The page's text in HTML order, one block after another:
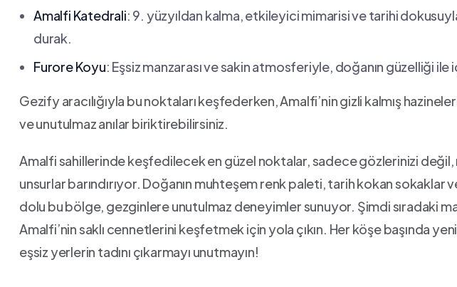
Amalfi Katedrali: 9.​ yüzyıldan kalma, etkileyici mimarisi⁣ ve tarihi
durak.
Furore ​Koyu: Eşsiz ‍manzarası ve sakin atmosferiyle, doğanın ⁣güzelliği ile
Gezify aracılığıyla bu noktaları ⁣keşfederken, ⁣Amalfi’nin ​gizli kalmış
ve unutulmaz anılar ​biriktirebilirsiniz.
Amalfi sahillerinde keşfedilecek‍ en güzel noktalar, sadece‌ gözlerinizi‌
unsurlar​ barındırıyor. Doğanın muhteşem renk paleti, tarih kokan sokaklar
dolu bu bölge, gezginlere unutulmaz deneyimler sunuyor. ‌Şimdi sıradaki‌
Amalfi’nin saklı cennetlerini keşfetmek için yola çıkın. Her ⁣köşe başında
eşsiz yerlerin tadını‍ çıkarmayı unutmayın!